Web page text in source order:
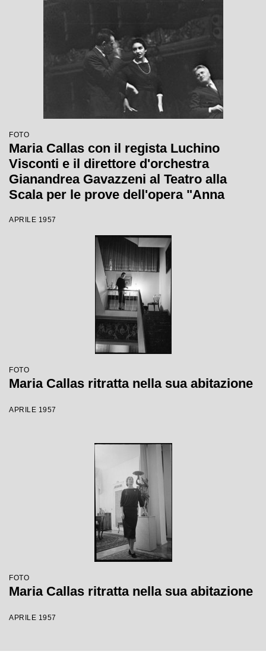
FOTO
Maria Callas con il regista Luchino
Visconti e il direttore d'orchestra
Gianandrea Gavazzeni al Teatro alla
Scala per le prove dell'opera "Anna
APRILE 1957
FOTO
Maria Callas ritratta nella sua abitazione
APRILE 1957
FOTO
Maria Callas ritratta nella sua abitazione
APRILE 1957